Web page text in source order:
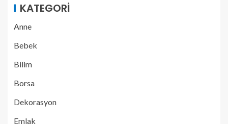
KATEGORI
Anne
Bebek
Bilim
Borsa
Dekorasyon
Emlak